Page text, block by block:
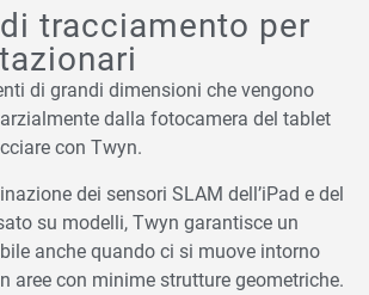
tracciamento per
di grandi dimensioni che vengono
dalla fotocamera del tablet
con Twyn.
dei sensori SLAM dell’iPad e del
su modelli, Twyn garantisce un
anche quando ci si muove intorno
aree con minime strutture geometriche.